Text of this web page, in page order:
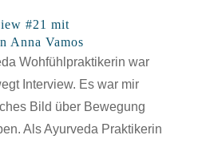
#21 mit
Anna Vamos
Wohfühlpraktikerin war
Interview. Es war mir
Bild über Bewegung
Als Ayurveda Praktikerin